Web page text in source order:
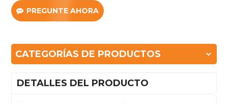
PREGUNTE AHORA
CATEGORÍAS DE PRODUCTOS
DETALLES DEL PRODUCTO